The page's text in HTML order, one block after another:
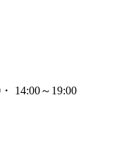
14:00～19:00